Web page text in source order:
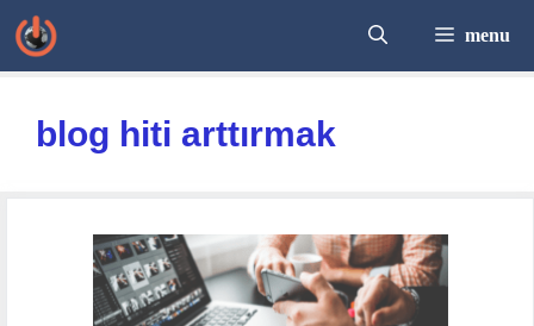
İçeriğe
atla
menu
blog hiti arttırmak